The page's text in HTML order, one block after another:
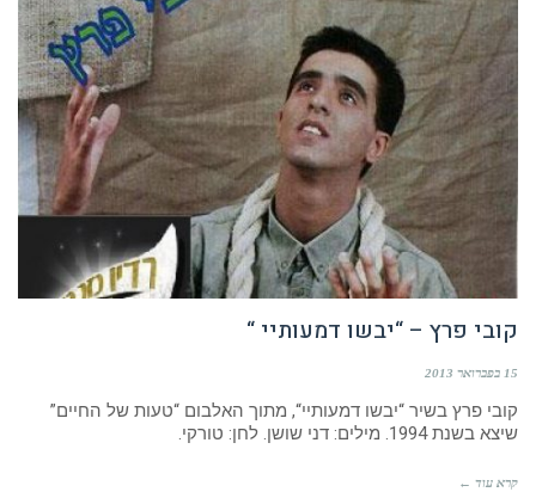
קובי פרץ – “יבשו דמעותיי “
15 בפברואר 2013
קובי פרץ בשיר “יבשו דמעותיי“, מתוך האלבום “טעות של החיים”
שיצא בשנת 1994. מילים: דני שושן. לחן: טורקי.
קרא עוד ←